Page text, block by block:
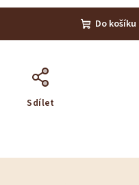
Do košíku
Sdílet